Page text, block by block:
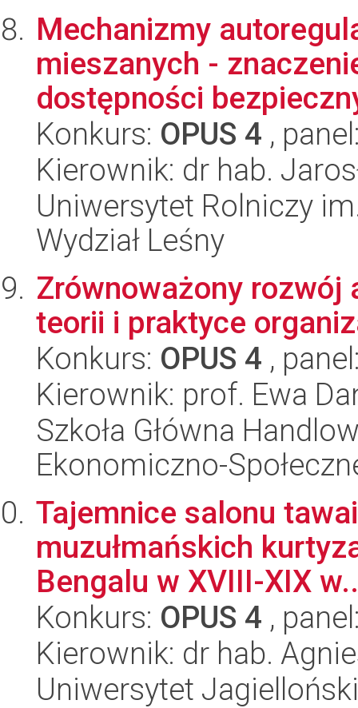
Mechanizmy
mieszanych -
dostępności
Konkurs: OPUS 4 ,
Kierownik: dr hab.
Uniwersytet Rolniczy
Wydział Leśny
Zrównoważony rozwój
teorii i praktyce
Konkurs: OPUS 4 ,
Kierownik: prof. Ewa
Szkoła Główna
Ekonomiczno-
Tajemnice salonu
muzułmańskich
Bengalu w XVIII-XIX
Konkurs: OPUS 4 ,
Kierownik: dr hab.
Uniwersytet